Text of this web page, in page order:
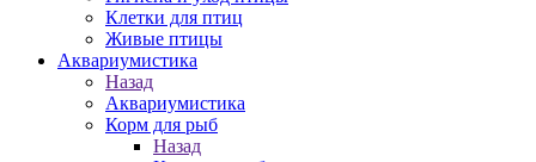
Клетки для птиц
Живые птицы
Аквариумистика
Назад
Аквариумистика
Корм для рыб
Назад